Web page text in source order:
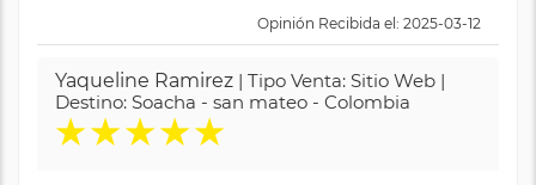
Opinión Recibida el: 2025-03-12
Yaqueline Ramirez | Tipo Venta: Sitio Web |
Destino: Soacha - san mateo - Colombia
★★★★★